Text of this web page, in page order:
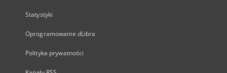
Statystyki
Oprogramowanie dLibra
Polityka prywatności